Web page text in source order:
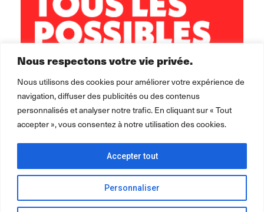
Nous respectons votre vie privée.
Nous utilisons des cookies pour améliorer votre expérience de
navigation, diffuser des publicités ou des contenus
personnalisés et analyser notre trafic. En cliquant sur « Tout
accepter », vous consentez à notre utilisation des cookies.
Personnaliser
Accepter tout